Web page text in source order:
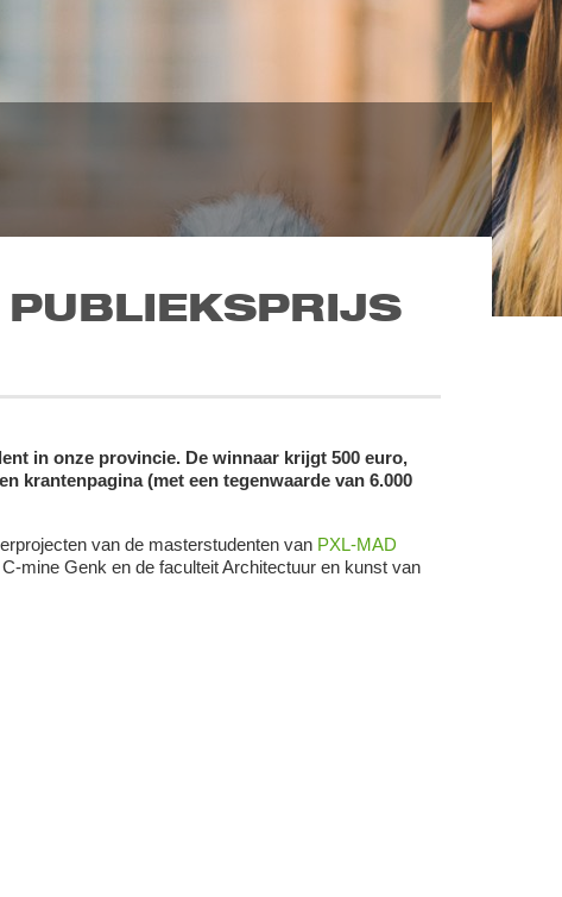
PUBLIEKSPRIJS
in onze provincie. De winnaar krijgt 500 euro,
krantenpagina (met een tegenwaarde van 6.000
van de masterstudenten van PXL-MAD
mine Genk en de faculteit Architectuur en kunst van